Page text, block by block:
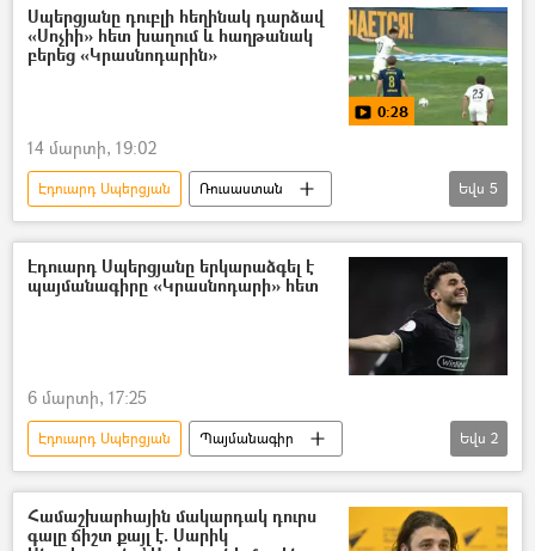
Սպերցյանը դուբլի հեղինակ դարձավ
«Սոչիի» հետ խաղում և հաղթանակ
բերեց «Կրասնոդարին»
0:28
14 մարտի, 19:02
Էդուարդ Սպերցյան
Ռուսաստան
Կրասնոդար
ֆուտբոլ
Սպորտ
տեսանյութ
Տեսանյութեր
Եվս 5
Էդուարդ Սպերցյանը երկարաձգել է
պայմանագիրը «Կրասնոդարի» հետ
6 մարտի, 17:25
Էդուարդ Սպերցյան
Պայմանագիր
ֆուտբոլ
Կրասնոդար
Եվս 2
Համաշխարհային մակարդակ դուրս
գալը ճիշտ քայլ է. Սարիկ